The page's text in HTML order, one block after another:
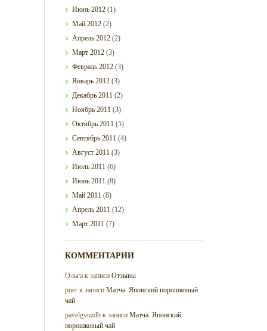
Июнь2012 (1)
Май2012 (2)
Апрель2012 (2)
Март2012 (3)
Февраль2012 (3)
Январь2012 (3)
Декабрь2011 (2)
Ноябрь2011 (3)
Октябрь2011 (5)
Сентябрь2011 (4)
Август2011 (3)
Июль2011 (6)
Июнь2011 (8)
Май2011 (8)
Апрель2011 (12)
Март2011 (7)
КОММЕНТАРИИ
Ольга к записиОтзывы
puer к записиМатча. Японский порошковый
чай
pavelgvozdb к записиМатча. Японский
порошковый чай